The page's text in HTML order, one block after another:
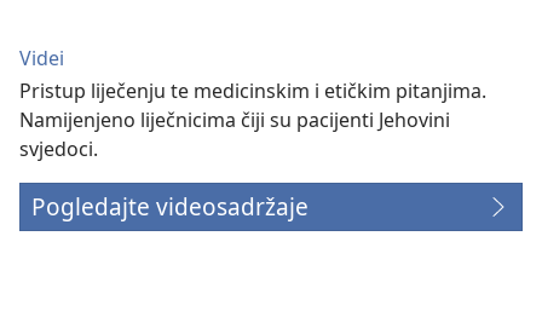
Videi
Pristup liječenju te medicinskim i etičkim pitanjima.
Namijenjeno liječnicima čiji su pacijenti Jehovini
svjedoci.
Pogledajte videosadržaje